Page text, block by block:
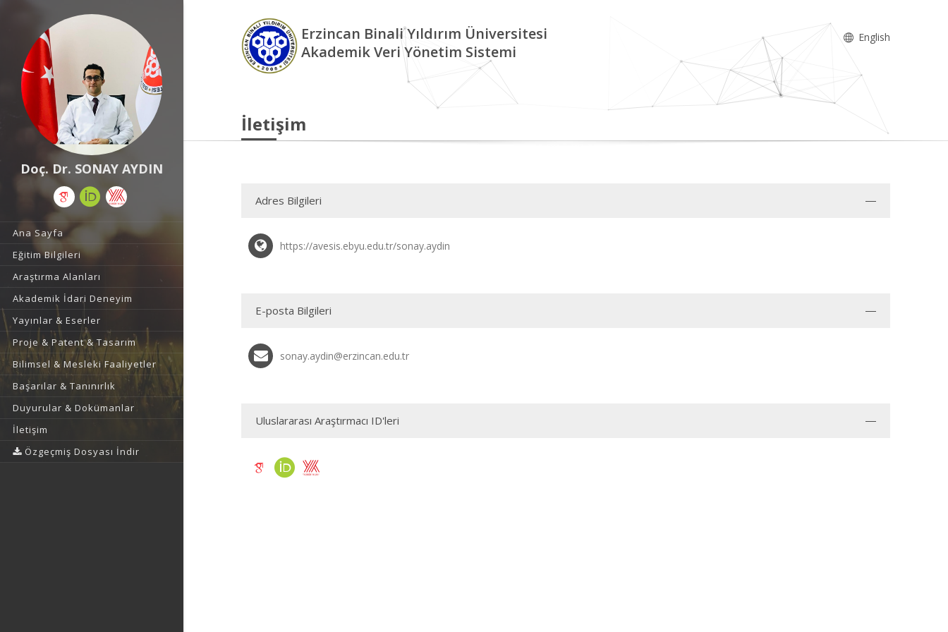
Doç. Dr. SONAY AYDIN
Ana Sayfa
Eğitim Bilgileri
Araştırma Alanları
Akademik İdari Deneyim
Yayınlar & Eserler
Proje & Patent & Tasarım
Bilimsel & Mesleki Faaliyetler
Başarılar & Tanınırlık
Duyurular & Dokümanlar
İletişim
Özgeçmiş Dosyası İndir
Erzincan Binali Yıldırım Üniversitesi
Akademik Veri Yönetim Sistemi
English
İletişim
Adres Bilgileri
https://avesis.ebyu.edu.tr/sonay.aydin
E-posta Bilgileri
sonay.aydin@erzincan.edu.tr
Uluslararası Araştırmacı ID'leri